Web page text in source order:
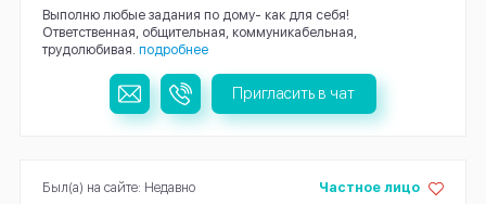
Выполню любые задания по дому- как для себя!
Ответственная, общительная, коммуникабельная,
трудолюбивая. подробнее
Пригласить в чат
Частное лицо
Был(а) на сайте: Недавно